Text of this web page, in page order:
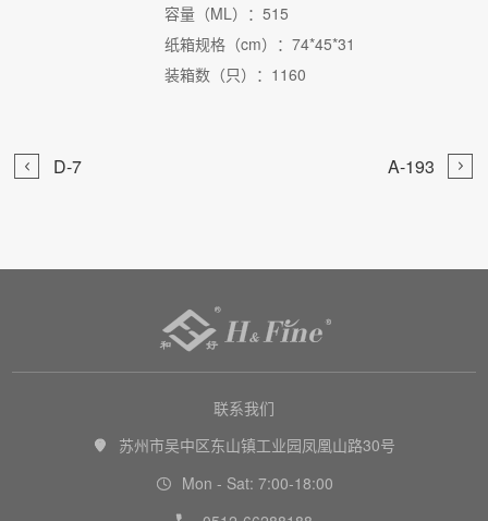
容量（ML）：515
纸箱规格（cm）：74*45*31
装箱数（只）：1160
 D-7 A-193 

联系我们
 苏州市吴中区东山镇工业园凤凰山路30号
 Mon - Sat: 7:00-18:00